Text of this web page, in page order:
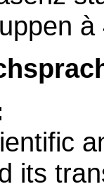
à
its